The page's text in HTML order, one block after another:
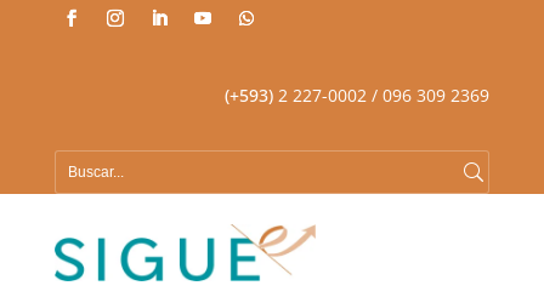
(+593)2 227-0002 / 096 309 2369